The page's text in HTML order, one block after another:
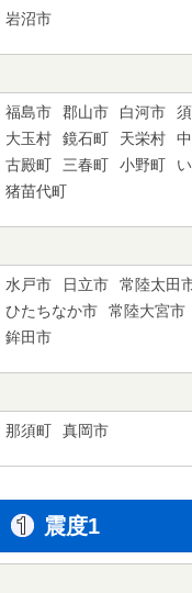
岩沼市
福島市 郡山市 白河市
大玉村
鏡石町 天栄村
古殿町
三春町 小野町
猪苗代町
水戸市 日立市 常陸太田
ひたちなか市
常陸大宮市
鉾田市
那須町 真岡市
震度1